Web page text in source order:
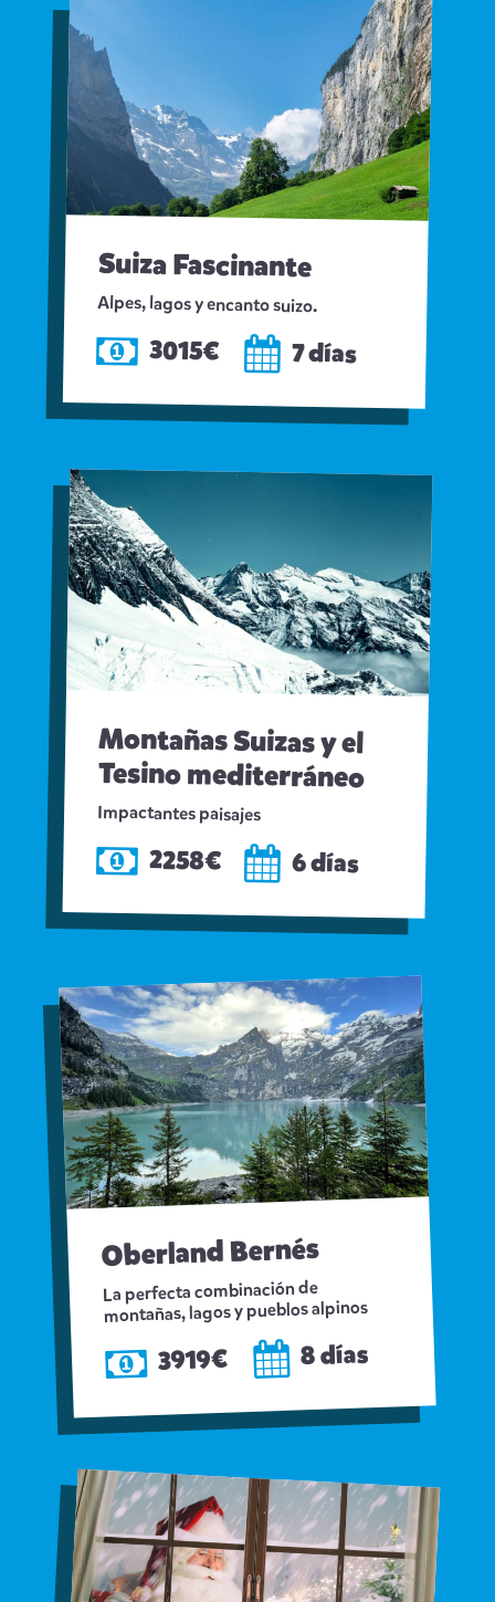
Suiza Fascinante
Alpes, lagos y encanto suizo.
3015€ 7 días
Montañas Suizas y el
Tesino mediterráneo
Impactantes paisajes
2258€ 6 días
Oberland Bernés
La perfecta combinación de
montañas, lagos y pueblos alpinos
3919€ 8 días